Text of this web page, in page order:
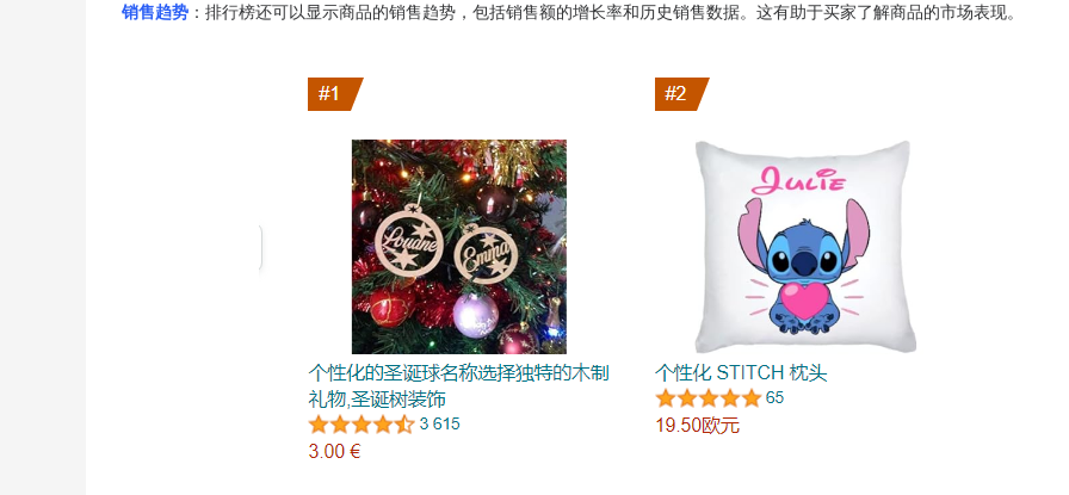
销售趋势 ：排行榜还可以显示商品的销售趋势，包括销售额的增长率和历史销售数据。这有助于买家了解商品的市场表现。